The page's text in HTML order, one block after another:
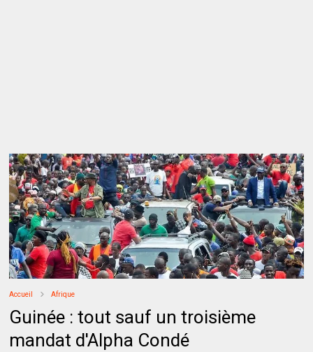
Accueil Afrique
Guinée : tout sauf un troisième
mandat d'Alpha Condé